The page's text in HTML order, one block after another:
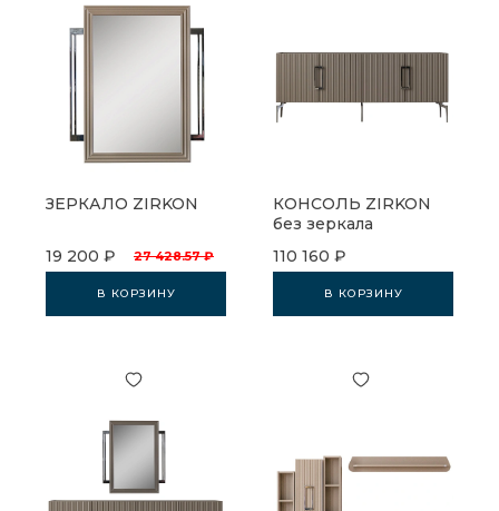
ЗЕРКАЛО ZIRKON
19 200 ₽ 27 428.57 ₽
В КОРЗИНУ
КОНСОЛЬ ZIRKON
без зеркала
110 160 ₽
В КОРЗИНУ